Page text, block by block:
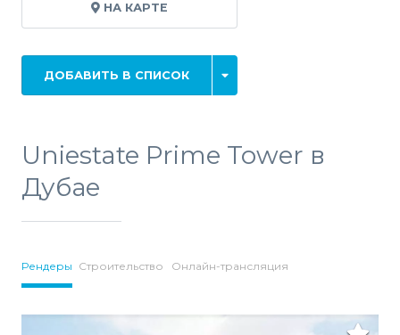
НА КАРТЕ
ДОБАВИТЬ В СПИСОК
Uniestate Prime Tower в
Дубае
Рендеры Строительство Онлайн-трансляция